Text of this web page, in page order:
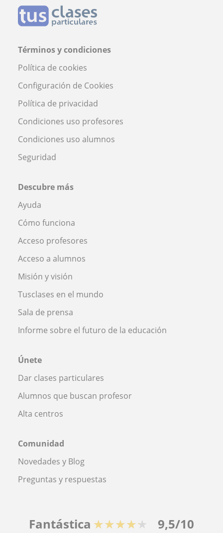
Términos y condiciones
Política de cookies
Configuración de Cookies
Política de privacidad
Condiciones uso profesores
Condiciones uso alumnos
Seguridad
Descubre más
Ayuda
Cómo funciona
Acceso profesores
Acceso a alumnos
Misión y visión
Tusclases en el mundo
Sala de prensa
Informe sobre el futuro de la educación
Únete
Dar clases particulares
Alumnos que buscan profesor
Alta centros
Comunidad
Novedades y Blog
Preguntas y respuestas
Fantástica ★★★★★ 9,5/10